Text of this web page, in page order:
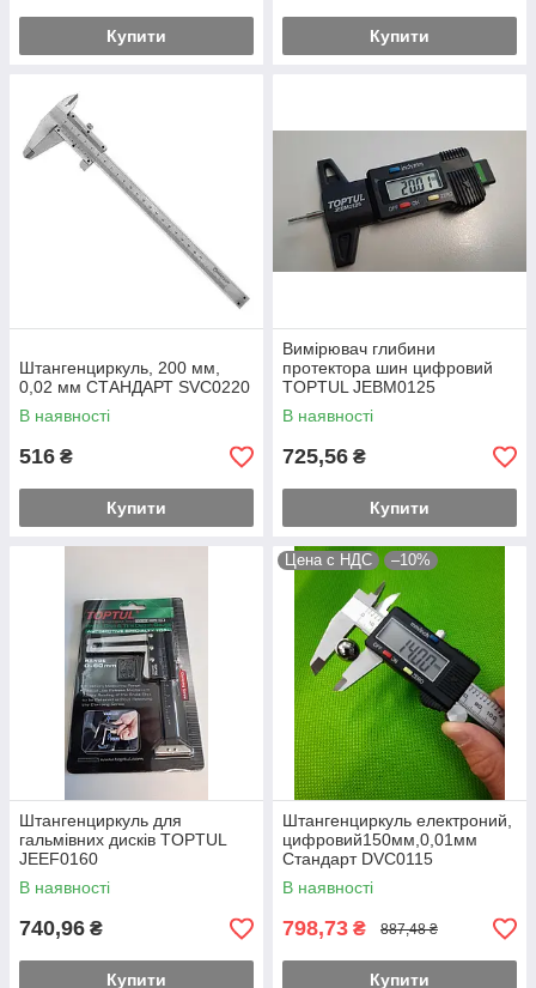
Купити Купити
Штангенциркуль, 200 мм,
0,02 мм СТАНДАРТ SVC0220
В наявності
516 ₴
Купити
Вимірювач глибини
протектора шин цифровий
TOPTUL JEBM0125
В наявності
725,56 ₴
Купити
Штангенциркуль для
гальмівних дисків TOPTUL
JEEF0160
В наявності
740,96 ₴
Купити
Цена с НДС –10%
Штангенциркуль електроний,
цифровий150мм,0,01мм
Стандарт DVC0115
В наявності
798,73 ₴ 887,48 ₴
Купити